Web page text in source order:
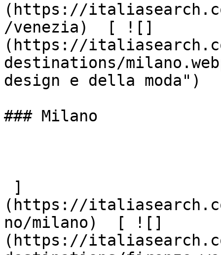
(https://
/venezia)  [ ![]
(https://
destinations/
design e della moda")
### Milano
(https://
no/milano)  [ ![]
(https://